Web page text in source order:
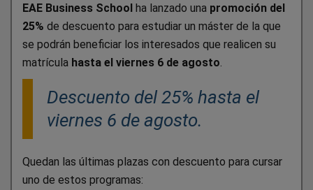
EAE Business School ha lanzado una promoción del
25% de descuento para estudiar un máster de la que
se podrán beneficiar los interesados que realicen su
matrícula hasta el viernes 6 de agosto
Descuento del 25% hasta el
viernes 6 de agosto.
Quedan las últimas plazas con descuento para cursar
uno de estos programas: